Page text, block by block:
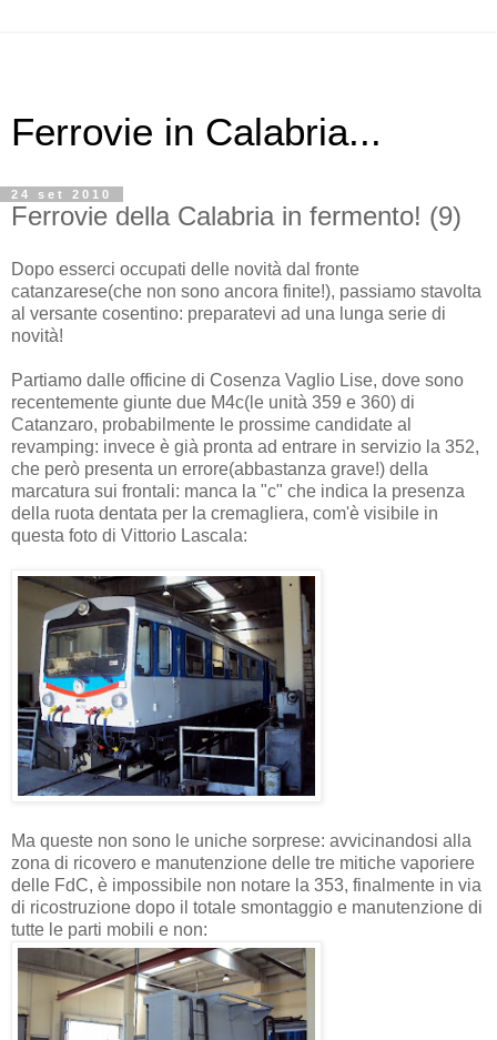
Ferrovie in Calabria...
24 set 2010
Ferrovie della Calabria in fermento! (9)
Dopo esserci occupati delle novità dal fronte
catanzarese(che non sono ancora finite!), passiamo stavolta
al versante cosentino: preparatevi ad una lunga serie di
novità!
Partiamo dalle officine di Cosenza Vaglio Lise, dove sono
recentemente giunte due M4c(le unità 359 e 360) di
Catanzaro, probabilmente le prossime candidate al
revamping: invece è già pronta ad entrare in servizio la 352,
che però presenta un errore(abbastanza grave!) della
marcatura sui frontali: manca la "c" che indica la presenza
della ruota dentata per la cremagliera, com'è visibile in
questa foto di Vittorio Lascala:
Ma queste non sono le uniche sorprese: avvicinandosi alla
zona di ricovero e manutenzione delle tre mitiche vaporiere
delle FdC, è impossibile non notare la 353, finalmente in via
di ricostruzione dopo il totale smontaggio e manutenzione di
tutte le parti mobili e non: